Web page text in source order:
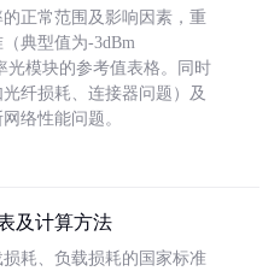
正常范围及影响因素，重
典型值为-3dBm
光模块的参考值表格。同时
纤损耗、连接器问题）及
络性能问题。
及计算方法
耗、负载损耗的国家标准